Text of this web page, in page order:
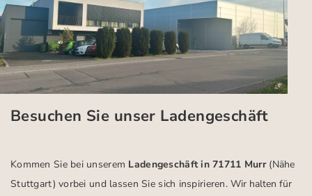
Besuchen Sie unser Ladengeschäft
Kommen Sie bei unserem Ladengeschäft in 71711 Murr (Nähe
Stuttgart) vorbei und lassen Sie sich inspirieren.Wir halten für